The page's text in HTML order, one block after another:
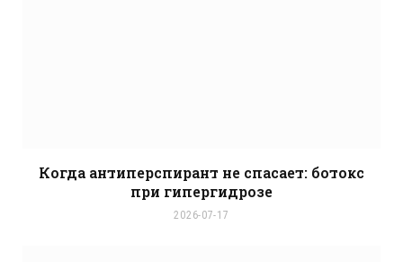
Когда антиперспирант не спасает: ботокс
при гипергидрозе
2026-07-17